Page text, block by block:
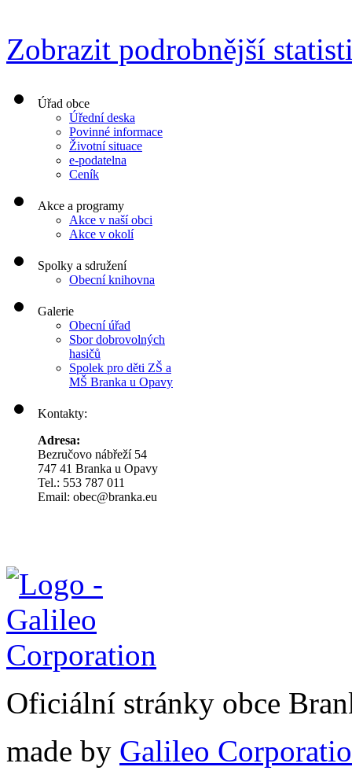
Zobrazit podrobnější
Úřad obce
Úřední deska
Povinné informace
Životní situace
e-podatelna
Ceník
Akce a programy
Akce v naší obci
Akce v okolí
Spolky a sdružení
Obecní knihovna
Galerie
Obecní úřad
Sbor dobrovolných
hasičů
Spolek pro děti ZŠ a
MŠ Branka u Opavy
Kontakty:
Adresa:
Bezručovo nábřeží 54
747 41 Branka u Opavy
Tel.: 553 787 011
Email: obec@branka.eu
Oficiální stránky obce
made by Galileo